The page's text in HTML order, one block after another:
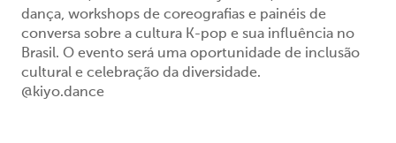
dança, workshops de coreografias e painéis de
conversa sobre a cultura K-pop e sua influência no
Brasil. O evento será uma oportunidade de inclusão
cultural e celebração da diversidade.
@kiyo.dance